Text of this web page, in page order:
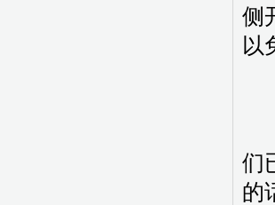
侧
以
们
的